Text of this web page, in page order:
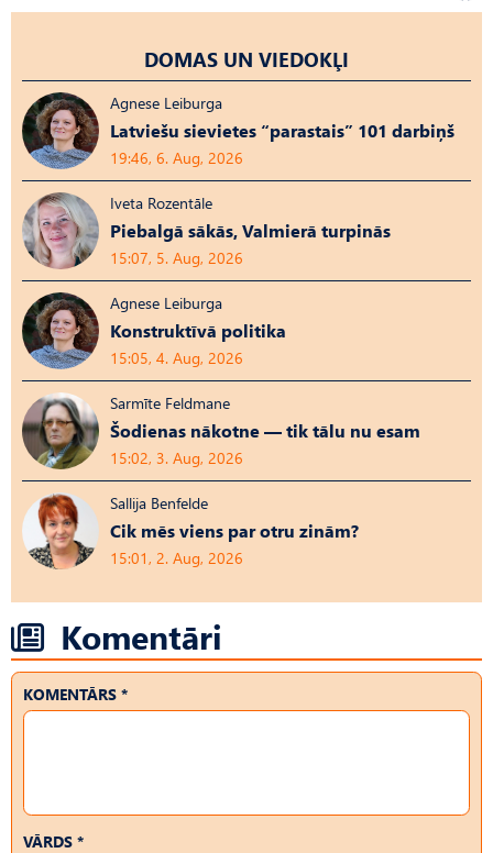
DOMAS UN VIEDOKĻI
Agnese Leiburga
Latviešu sievietes “parastais” 101 darbiņš
19:46, 6. Aug, 2026
Iveta Rozentāle
Piebalgā sākās, Valmierā turpinās
15:07, 5. Aug, 2026
Agnese Leiburga
Konstruktīvā politika
15:05, 4. Aug, 2026
Sarmīte Feldmane
Šodienas nākotne — tik tālu nu esam
15:02, 3. Aug, 2026
Sallija Benfelde
Cik mēs viens par otru zinām?
15:01, 2. Aug, 2026
Komentāri
KOMENTĀRS *
VĀRDS *